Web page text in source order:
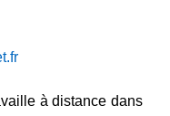
à distance dans